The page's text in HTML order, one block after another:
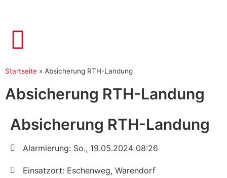
Startseite » Absicherung RTH-Landung
Absicherung RTH-Landung
Absicherung RTH-Landung
Alarmierung: So., 19.05.2024 08:26
Einsatzort: Eschenweg, Warendorf